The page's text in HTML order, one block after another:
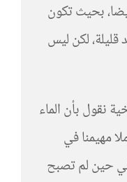
بحيث تكون
قليلة، لكن ليس
نقول بأن الماء
مهيمنا في
في حين لم تصبح